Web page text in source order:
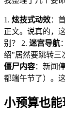
1. 炫技式动效：
正文。说真的，
别？ 2. 迷宫导航
绍"居然要跳转三
僵尸内容：新闻
都端午节了）。
小预算也能